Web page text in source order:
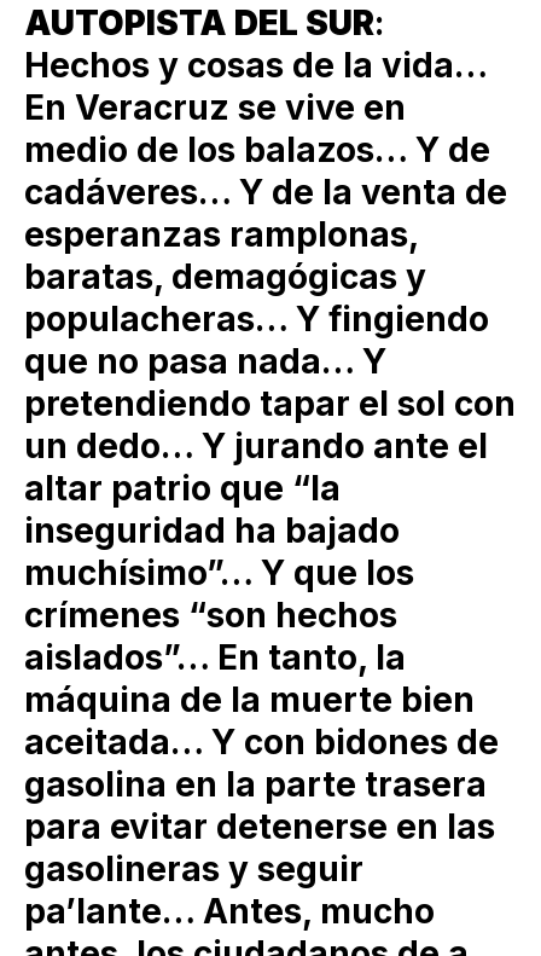
AUTOPISTA DEL SUR:
Hechos y cosas de la vida…
En Veracruz se vive en
medio de los balazos… Y de
cadáveres… Y de la venta de
esperanzas ramplonas,
baratas, demagógicas y
populacheras… Y fingiendo
que no pasa nada… Y
pretendiendo tapar el sol con
un dedo… Y jurando ante el
altar patrio que “la
inseguridad ha bajado
muchísimo”… Y que los
crímenes “son hechos
aislados”… En tanto, la
máquina de la muerte bien
aceitada… Y con bidones de
gasolina en la parte trasera
para evitar detenerse en las
gasolineras y seguir
pa’lante… Antes, mucho